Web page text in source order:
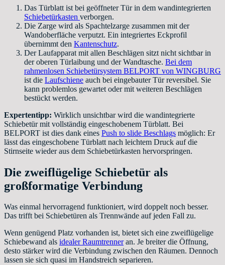
Das Türblatt ist bei geöffneter Tür in dem wandintegrierten
Schiebetürkasten verborgen.
Die Zarge wird als Spachtelzarge zusammen mit der
Wandoberfläche verputzt. Ein integriertes Eckprofil
übernimmt den Kantenschutz.
Der Laufapparat mit allen Beschlägen sitzt nicht sichtbar in
der oberen Türlaibung und der Wandtasche. Bei dem
rahmenlosen Schiebetürsystem BELPORT von WINGBURG
ist die Laufschiene auch bei eingebauter Tür reversibel. Sie
kann problemlos gewartet oder mit weiteren Beschlägen
bestückt werden.
Expertentipp: Wirklich unsichtbar wird die wandintegrierte
Schiebetür mit vollständig eingeschobenem Türblatt. Bei
BELPORT ist dies dank eines Push to slide Beschlags möglich: Er
lässt das eingeschobene Türblatt nach leichtem Druck auf die
Stirnseite wieder aus dem Schiebetürkasten hervorspringen.
Die zweiflügelige Schiebetür als
großformatige Verbindung
Was einmal hervorragend funktioniert, wird doppelt noch besser.
Das trifft bei Schiebetüren als Trennwände auf jeden Fall zu.
Wenn genügend Platz vorhanden ist, bietet sich eine zweiflügelige
Schiebewand als idealer Raumtrenneran. Je breiter die Öffnung,
desto stärker wird die Verbindung zwischen den Räumen. Dennoch
lassen sie sich quasi im Handstreich separieren.